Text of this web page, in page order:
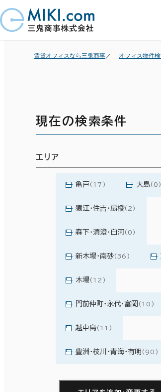
賃貸オフィスなら三鬼商事 オフィス物件
現在の検索条件
エリア
亀戸 (17) 大島(0)
猿江・住吉・扇橋(2)
森下・清澄・白河 (0)
新木場・南砂(36)
木場(12)
門前仲町・永代・富岡 (10)
越中島(11)
豊洲・枝川・青海・有明 (90)